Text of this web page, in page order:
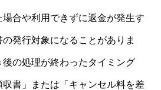
合や利用できずに返金が発生す
発行対象になることがありま
の処理が終わったタイミング
書」または「キャンセル料を差